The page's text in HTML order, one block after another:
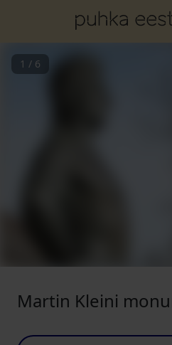
1 / 6
Martin Kleini